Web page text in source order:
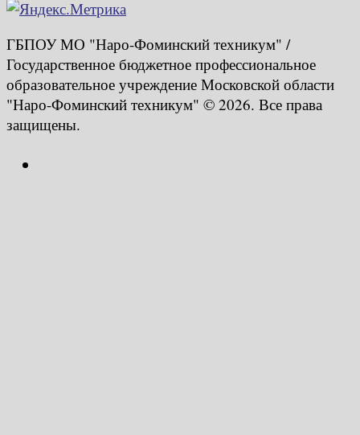
ГБПОУ МО "Наро-Фоминский техникум" /
Государственное бюджетное профессиональное
образовательное учреждение Московской области
"Наро-Фоминский техникум" © 2026. Все права
защищены.